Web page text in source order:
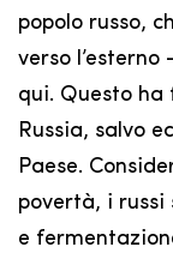
popolo russo,
verso
qui. Questo
Russia, salvo
Paese.
povertà, i
e